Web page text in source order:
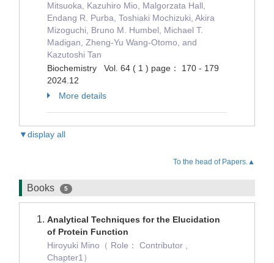
Mitsuoka, Kazuhiro Mio, Malgorzata Hall,
Endang R. Purba, Toshiaki Mochizuki, Akira
Mizoguchi, Bruno M. Humbel, Michael T.
Madigan, Zheng-Yu Wang-Otomo, and
Kazutoshi Tan
Biochemistry Vol. 64 ( 1 ) page： 170 - 179
2024.12
More details
▼display all
To the head of Papers.▲
Books 5
Analytical Techniques for the Elucidation
of Protein Function
Hiroyuki Mino（ Role： Contributor ,
Chapter1）